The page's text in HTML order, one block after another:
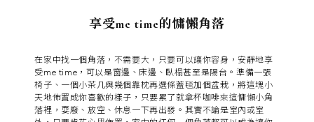
享受me time的慵懶角落
在家中找一個角落，不需要大，只要可以讓你容身，安靜地享
受me time，可以是窗邊、床邊、臥榻甚至是陽台。準備一張
椅子、一個小茶几與幾個靠枕再選條蓋毯加個盆栽，將這塊小
天地佈置成你喜歡的樣子，只要累了就拿杯咖啡來這慵懶小角
落裡，耍廢、放空、休息一下再出發。其實不論是室內或室